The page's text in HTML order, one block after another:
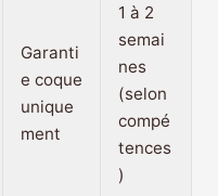
Garanti
e coque
unique
ment
1 à 2
semai
nes
(selon
compé
tences
)